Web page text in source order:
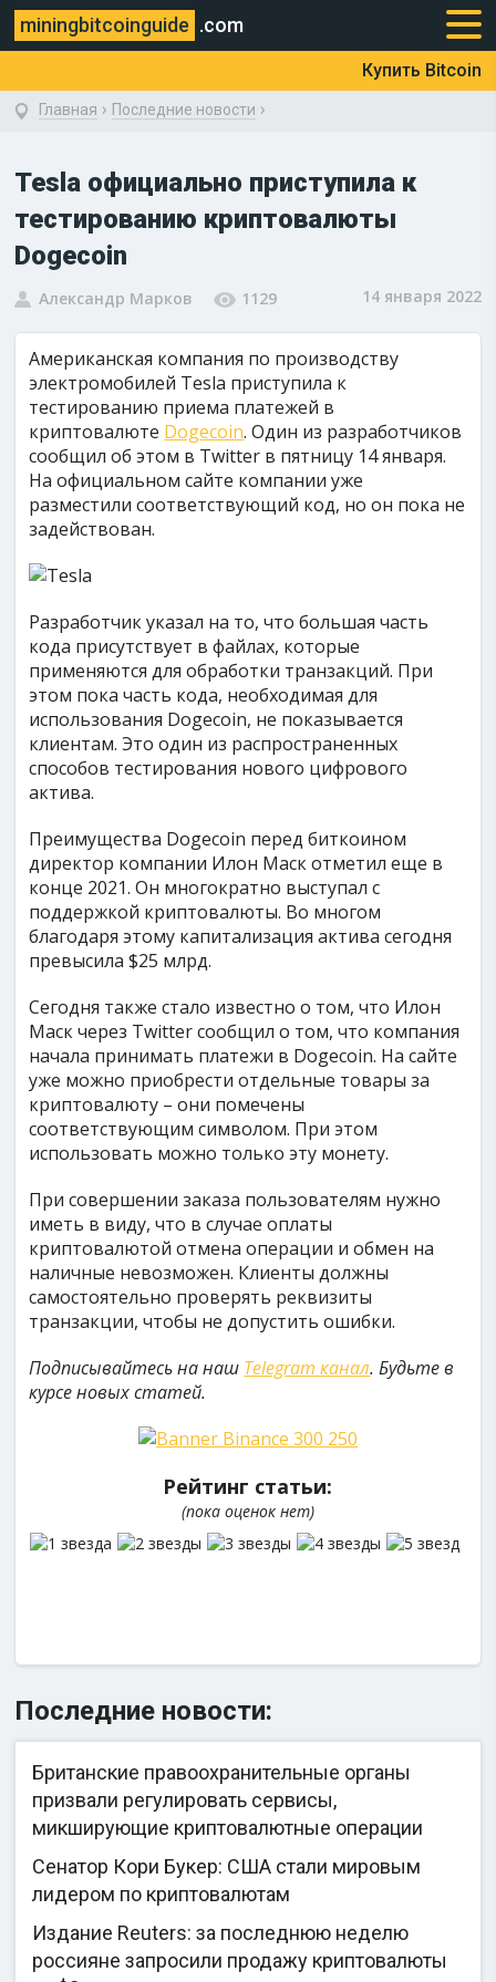
miningbitcoinguide .com
Купить Bitcoin
Главная › Последние новости ›
Tesla официально приступила к
тестированию криптовалюты
Dogecoin
Александр Марков 1129 14 января 2022
Американская компания по производству
электромобилей Tesla приступила к
тестированию приема платежей в
криптовалюте Dogecoin. Один из разработчиков
сообщил об этом в Twitter в пятницу 14 января.
На официальном сайте компании уже
разместили соответствующий код, но он пока не
задействован.
Разработчик указал на то, что большая часть
кода присутствует в файлах, которые
применяются для обработки транзакций. При
этом пока часть кода, необходимая для
использования Dogecoin, не показывается
клиентам. Это один из распространенных
способов тестирования нового цифрового
актива.
Преимущества Dogecoin перед биткоином
директор компании Илон Маск отметил еще в
конце 2021. Он многократно выступал с
поддержкой криптовалюты. Во многом
благодаря этому капитализация актива сегодня
превысила $25 млрд.
Сегодня также стало известно о том, что Илон
Маск через Twitter сообщил о том, что компания
начала принимать платежи в Dogecoin. На сайте
уже можно приобрести отдельные товары за
криптовалюту – они помечены
соответствующим символом. При этом
использовать можно только эту монету.
При совершении заказа пользователям нужно
иметь в виду, что в случае оплаты
криптовалютой отмена операции и обмен на
наличные невозможен. Клиенты должны
самостоятельно проверять реквизиты
транзакции, чтобы не допустить ошибки.
Подписывайтесь на наш Telegram канал. Будьте в
курсе новых статей.
Рейтинг статьи:
(пока оценок нет)
Последние новости:
Британские правоохранительные органы
призвали регулировать сервисы,
микширующие криптовалютные операции
Сенатор Кори Букер: США стали мировым
лидером по криптовалютам
Издание Reuters: за последнюю неделю
россияне запросили продажу криптовалюты